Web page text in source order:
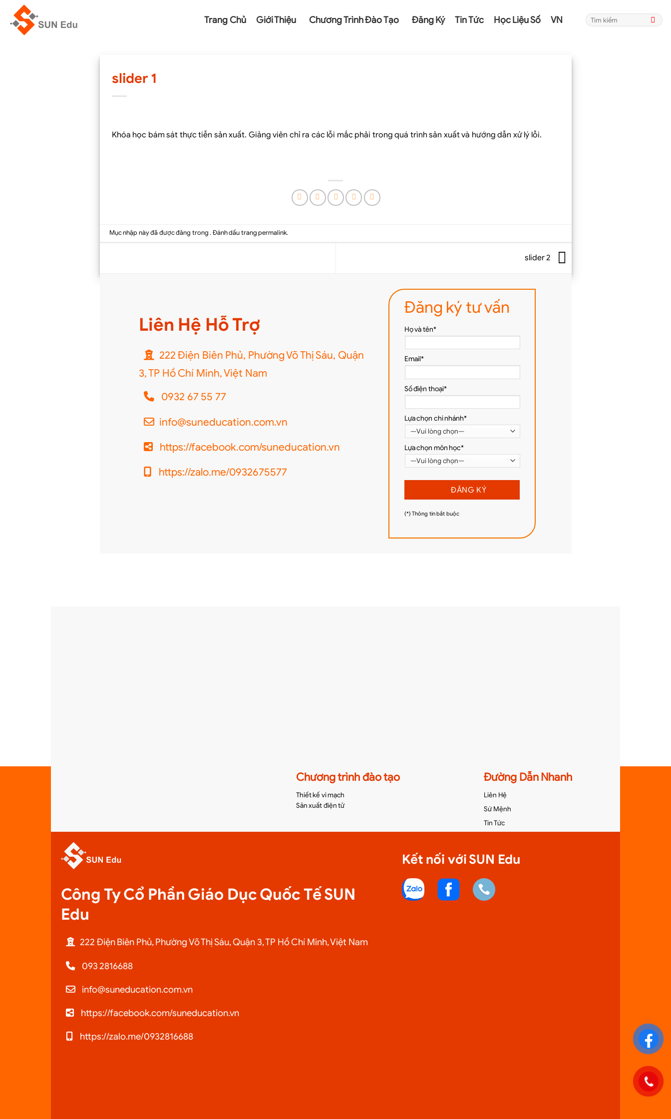
Chuyển
Trang Chủ Giới Thiệu Chương Trình Đào Tạo Đăng Ký Tin Tức Học Liệu Số VN
slider 1
Khóa học bám sát thực tiễn sản xuất. Giảng viên chỉ ra các lỗi mắc phải trong quá trình sản xuất và hướng dẫn xử lý lỗi.
Mục nhập này đã được đăng trong . Đánh dấu trangpermalink.
slider 2
Liên Hệ Hỗ Trợ
222 Điện Biên Phủ, Phường Võ Thị Sáu, Quận
3, TP Hồ Chí Minh, Việt Nam
0932 67 55 77
info@suneducation.com.vn
https://facebook.com/suneducation.vn
https://zalo.me/0932675577
Đăng ký tư vấn
Họ và tên*
Email*
Số điện thoại*
Lựa chọn chi nhánh*
Lựa chọn môn học*
(*) Thông tin bắt buộc
Chương trình đào tạo
Thiết kế vi mạch
Sản xuất điện tử
Đường Dẫn Nhanh
Liên Hệ
Sứ Mệnh
Tin Tức
Công Ty Cổ Phần Giáo Dục Quốc Tế SUN
Edu
222 Điện Biên Phủ, Phường Võ Thị Sáu, Quận 3, TP Hồ Chí Minh, Việt Nam
093 2816688
info@suneducation.com.vn
https://facebook.com/suneducation.vn
https://zalo.me/0932816688
Kết nối với SUN Edu